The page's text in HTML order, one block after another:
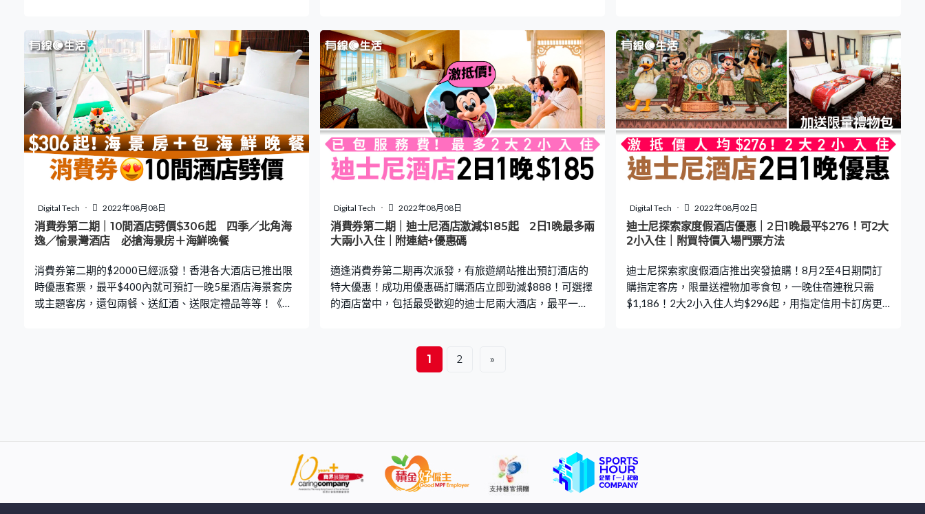
惠吧！ Klook.com 【親子酒店推介1】香港愉景灣酒店 香
港愉景灣酒店推出勁可愛的MOOMIN 姆明主題Staycation
套票，最多兩位成人及2位兒童（0-7歲）入住一晚$1,978
起，人均$495起。整間酒店都能見到姆明與一班朋友，由
酒店正門開始已經有超多必到打卡位，猶如走進姆明谷一
樣！ 預訂愉景灣酒店Staycation：【KLOOK】｜
【KKday】｜【Agoda】｜【Trip.com】 套票優惠，入住
一晚山景大床房，包Café bord de Mer & Lounge雙人自助
早餐及姆明主題下午茶！還可獲贈主題限定禮品，包括2雙
姆明防蚊貼；每房兩位於入住當日參加MOOMIN主題DIY
環保袋工作坊。生日當月或週年紀念日更可獲酒店贈送驚
喜小禮物。 預訂愉景
均$1,585起入住海景公寓！ 想以最抵價格入住K11
ARTUS寓館，可選擇「海景一房公寓」客房，一晚只需
$3,170起，兩位成人入住人均$1,585，就可體驗6星級住
宿及享受維港的遼闊房間景緻。而且酒店內的設施例如：
健身中心及游泳池也可自由使用。當中K11 ARTUS的游泳
池處於尖沙咀繁華鬧市之中，是香港有名的打卡酒店游池
之一！ 【KLOOK預訂】 另外，K11 ARTUS 寓館現時於
Klook平台推出套票優惠，以會員價入住一晚只需$4,653
起，價格包括免費迷你吧及兩份地道早餐。而且，每位成
算，人均只需$1,163起，就可體驗6星級的Staycation假
期，非常吸引！ 【KLOOK預訂】 K11 ARTUS 寓館 4款
Staycation優惠套票 【套票一】2
篇】 【酒店SPA篇】【酒店餐飲篇】 Klook.com 9月生日優
惠【酒店住宿篇】 【1】香港迪士尼酒店 即日起至12月15
日預訂迪士尼酒店生日禮遇，並於生日正日入住，標準客
房連指定晚餐（兩位）只需港幣$2,267起。生日賓客免費
獲贈1日門票一張（價值$699）。生日正日入園可免費獲
贈迪士尼生日紋身貼紙及生日紀念徽章。 預訂香港迪士尼
酒店：【KLOOK】｜【KKday】｜【Agoda】｜
【Trip.com】 地址：香港大嶼山香港迪士尼樂園度假區
【2】芬名酒店 位於灣仔的芬名酒店推出生辰住宿體驗！
間客房可供2位成人 / 2位成人及1位兒童入住。生辰優惠住
宿包括：客房升級、房間內繽紛氣球佈置、精緻蛋糕、氣
泡酒一瓶 (200ml, 適合二人享用)！ 預訂芬名酒店：
Digital Tech 2022年08月08日
消費券第二期｜10間酒店劈價$306起 四季／北角海
逸／愉景灣酒店 必搶海景房＋海鮮晚餐
消費券第二期的$2000已經派發！香港各大酒店已推出限
時優惠套票，最平$400內就可預訂一晚5星酒店海景套房
或主題客房，還包兩餐、送紅酒、送限定禮品等等！《有
全新豪華山景客房」，同樣包雙人早餐及3道菜晚餐。最多
2位成人及一位17歲以下兒童入住，一晚$3,520，人均
Digital Tech 2022年08月08日
消費券第二期｜迪士尼酒店激減$185起 2日1晚最多兩
大兩小入住｜附連結+優惠碼
適逢消費券第二期再次派發，有旅遊網站推出預訂酒店的
特大優惠！成功用優惠碼訂購酒店立即勁減$888！可選擇
的酒店當中，包括最受歡迎的迪士尼兩大酒店，最平一晚
起，旅遊網站Trip.com會有一連6日Mega Sale！使用
Mastercard 優惠碼後可減$888或$188。【查看優惠】 預
晚只需$666起！ 【立即預訂】 房價包含：一晚標準客房
住宿1張特大雙人床 或 2張小型雙人床酒店內設施：游泳
池、健身室、活動工作坊等等。 今次可選擇預訂的優惠房
型當中，還包括迪士尼樂園酒店極受追捧的「海景陽台客
Digital Tech 2022年08月02日
迪士尼探索家度假酒店優惠｜2日1晚最平$276！可2大
2小入住｜附買特價入場門票方法
迪士尼探索家度假酒店推出突發搶購！8月2至4日期間訂
購指定客房，限量送禮物加零食包，一晚住宿連稅只需
$1,186！2大2小入住人均$296起，用指定信用卡訂房更
景客房享受臨海景致，兩大兩小入住一晚$1,244（連稅
$1,369），人均約$311起 【Trip.com預訂】｜【KLOOK
預訂】｜【KKDAY預訂】｜【AGODA預訂】 標準客房兩
1 2 »